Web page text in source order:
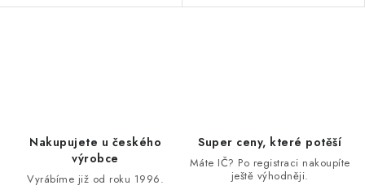
Nakupujete u českého
výrobce
Vyrábíme již od roku 1996.
Super ceny, které potěší
Máte IČ? Po registraci nakoupíte
ještě výhodněji.